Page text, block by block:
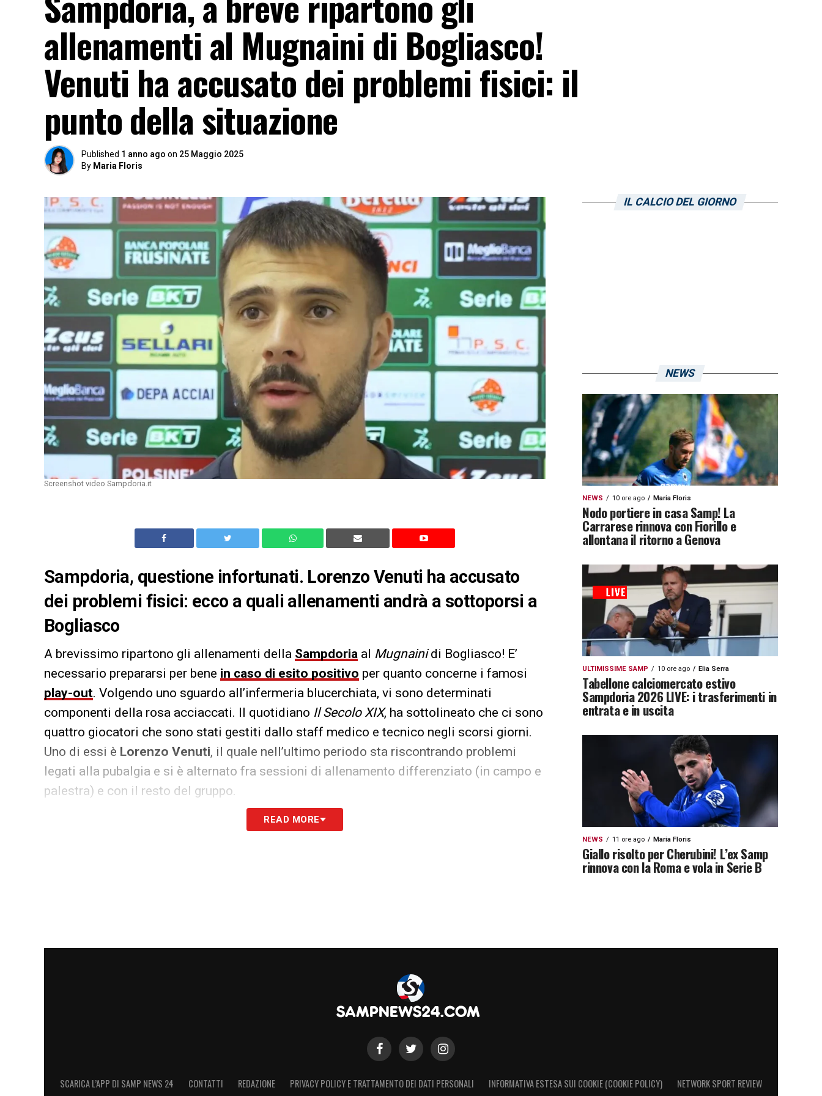
allenamenti al Mugnaini di Bogliasco!
Venuti ha accusato dei problemi fisici: il
punto della situazione
Published 1 anno ago on 25 Maggio 2025
By Maria Floris
Screenshot video Sampdoria.it
Sampdoria, questione infortunati. Lorenzo Venuti ha accusato
dei problemi fisici: ecco a quali allenamenti andrà a sottoporsi a
Bogliasco
A brevissimo ripartono gli allenamenti della Sampdoria al Mugnainidi Bogliasco! E’
necessario prepararsi per bene in caso di esito positivo per quanto concerne i famosi
play-out. Volgendo uno sguardo all’infermeria blucerchiata, vi sono determinati
componenti della rosa acciaccati. Il quotidiano Il Secolo XIX, ha sottolineato che ci sono
quattro giocatori che sono stati gestiti dallo staff medico e tecnico negli scorsi giorni.
Uno di essi è Lorenzo Venuti, il quale nell’ultimo periodo sta riscontrando problemi
legati alla pubalgia e si è alternato fra sessioni di allenamento differenziato (in campo e
palestra) e con il resto del gruppo.
LA PLAYLIST DELLE NOSTRE TOP NEWS
READ MORE
IL CALCIO DEL GIORNO
NEWS
NEWS 10 ore ago Maria Floris
Nodo portiere in casa Samp! La
Carrarese rinnova con Fiorillo e
allontana il ritorno a Genova
ULTIMISSIME SAMP 10 ore ago Elia Serra
Tabellone calciomercato estivo
Sampdoria 2026 LIVE: i trasferimenti in
entrata e in uscita
NEWS 11 ore ago Maria Floris
Giallo risolto per Cherubini! L’ex Samp
rinnova con la Roma e vola in Serie B
SCARICA L’APP DI SAMP NEWS 24 CONTATTI REDAZIONE PRIVACY POLICY E TRATTAMENTO DEI DATI PERSONALI INFORMATIVA ESTESA SUI COOKIE (COOKIE POLICY) NETWORK SPORT REVIEW